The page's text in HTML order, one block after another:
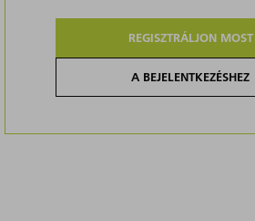
REGISZTRÁLJON MOST
A BEJELENTKEZÉSHEZ